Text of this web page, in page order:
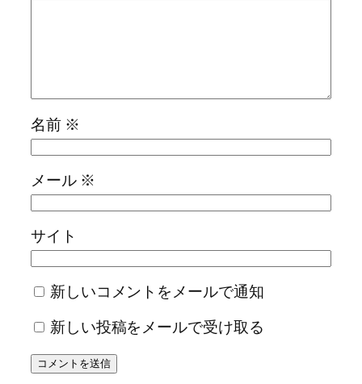
名前 ※
メール ※
サイト
新しいコメントをメールで通知
新しい投稿をメールで受け取る